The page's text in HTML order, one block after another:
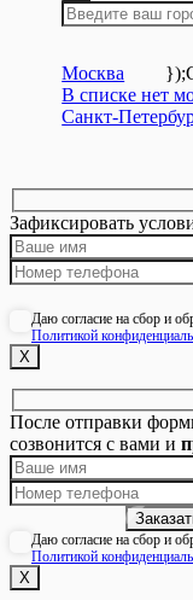
Москва });
В списке нет
Санкт-
Зафиксировать
Даю согласие на сбор и
Политикой
Х
После отправки
созвонится с вами и
Даю согласие на сбор и
Политикой
Х